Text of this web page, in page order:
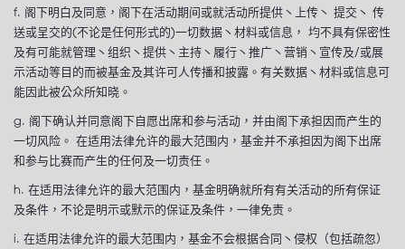
f. 阁下明白及同意，阁下在活动期间或就活动所提供丶上传丶 提交丶 传
送或呈交的(不论是任何形式的)一切数据丶材料或信息， 均不具有保密性
及有可能就管理丶组织丶提供丶主持丶履行丶推广丶营销丶宣传及/或展
示活动等目的而被基金及其许可人传播和披露。有关数据丶材料或信息可
能因此被公众所知晓。
g. 阁下确认并同意阁下自愿出席和参与活动，并由阁下承担因而产生的
一切风险。 在适用法律允许的最大范围内，基金并不承担因为阁下出席
和参与比赛而产生的任何及一切责任。
h. 在适用法律允许的最大范围内，基金明确就所有有关活动的所有保证
及条件，不论是明示或默示的保证及条件，一律免责。
i. 在适用法律允许的最大范围内，基金不会根据合同丶侵权（包括疏忽）